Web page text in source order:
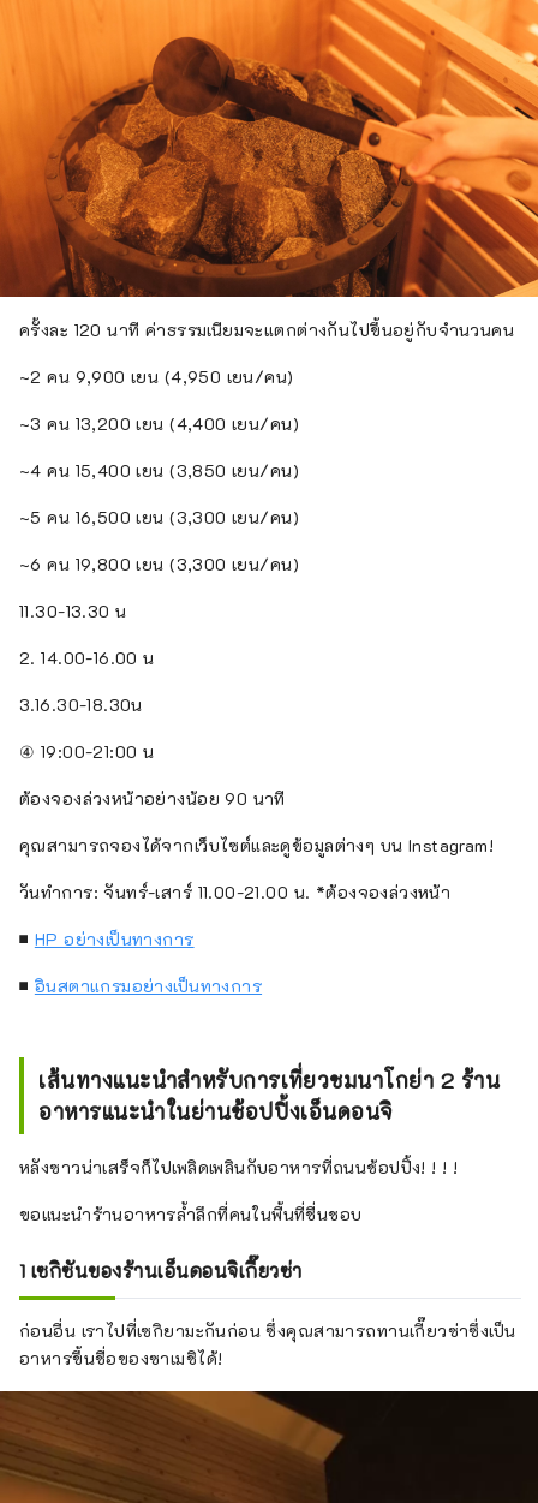
ครั้งละ 120 นาที ค่าธรรมเนียมจะแตกต่างกันไปขึ้นอยู่กับจำนวนคน
~2 คน 9,900 เยน (4,950 เยน/คน)
~3 คน 13,200 เยน (4,400 เยน/คน)
~4 คน 15,400 เยน (3,850 เยน/คน)
~5 คน 16,500 เยน (3,300 เยน/คน)
~6 คน 19,800 เยน (3,300 เยน/คน)
11.30-13.30 น
2. 14.00-16.00 น
3.16.30-18.30น
④ 19:00-21:00 น
ต้องจองล่วงหน้าอย่างน้อย 90 นาที
คุณสามารถจองได้จากเว็บไซต์และดูข้อมูลต่างๆ บน Instagram!
วันทำการ: จันทร์-เสาร์ 11.00-21.00 น. *ต้องจองล่วงหน้า
■ HP อย่างเป็นทางการ
■ อินสตาแกรมอย่างเป็นทางการ
เส้นทางแนะนำสำหรับการเที่ยวชมนาโกย่า 2 ร้าน
อาหารแนะนำในย่านช้อปปิ้งเอ็นดอนจิ
หลังซาวน่าเสร็จก็ไปเพลิดเพลินกับอาหารที่ถนนช้อปปิ้ง! ! ! !
ขอแนะนำร้านอาหารล้ำลึกที่คนในพื้นที่ชื่นชอบ
1 เซกิซันของร้านเอ็นดอนจิเกี๊ยวซ่า
ก่อนอื่น เราไปที่เซกิยามะกันก่อน ซึ่งคุณสามารถทานเกี๊ยวซ่าซึ่งเป็น
อาหารขึ้นชื่อของซาเมชิได้!